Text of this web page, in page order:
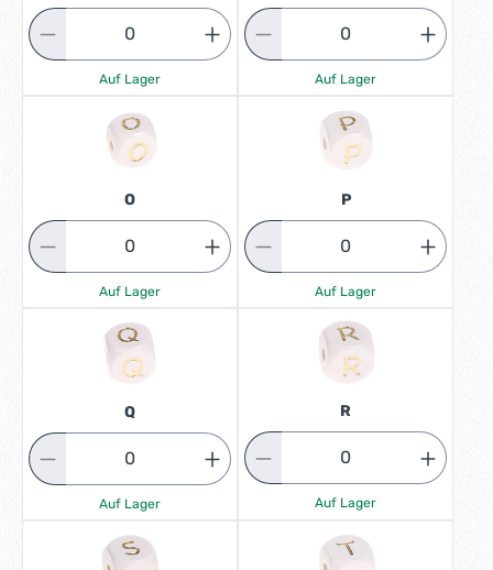
Auf Lager Auf Lager
O
Auf Lager
P
Auf Lager
Q
Auf Lager
R
Auf Lager